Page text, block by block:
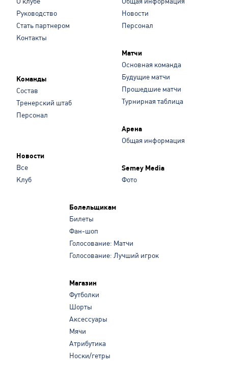
Руководство
Стать партнером
Контакты
Команды
Состав
Тренерский штаб
Персонал
Новости
Все
Клуб
Новости
Персонал
Матчи
Основная команда
Будущие матчи
Прошедшие матчи
Турнирная таблица
Арена
Общая информация
Semey Media
Фото
Болельщикам
Билеты
Фан-шоп
Голосование: Матчи
Голосование: Лучший игрок
Магазин
Футболки
Шорты
Аксессуары
Мячи
Атрибутика
Носки/гетры